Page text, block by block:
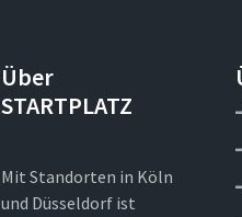
Über
STARTPLATZ
Mit Standorten in Köln
und Düsseldorf ist